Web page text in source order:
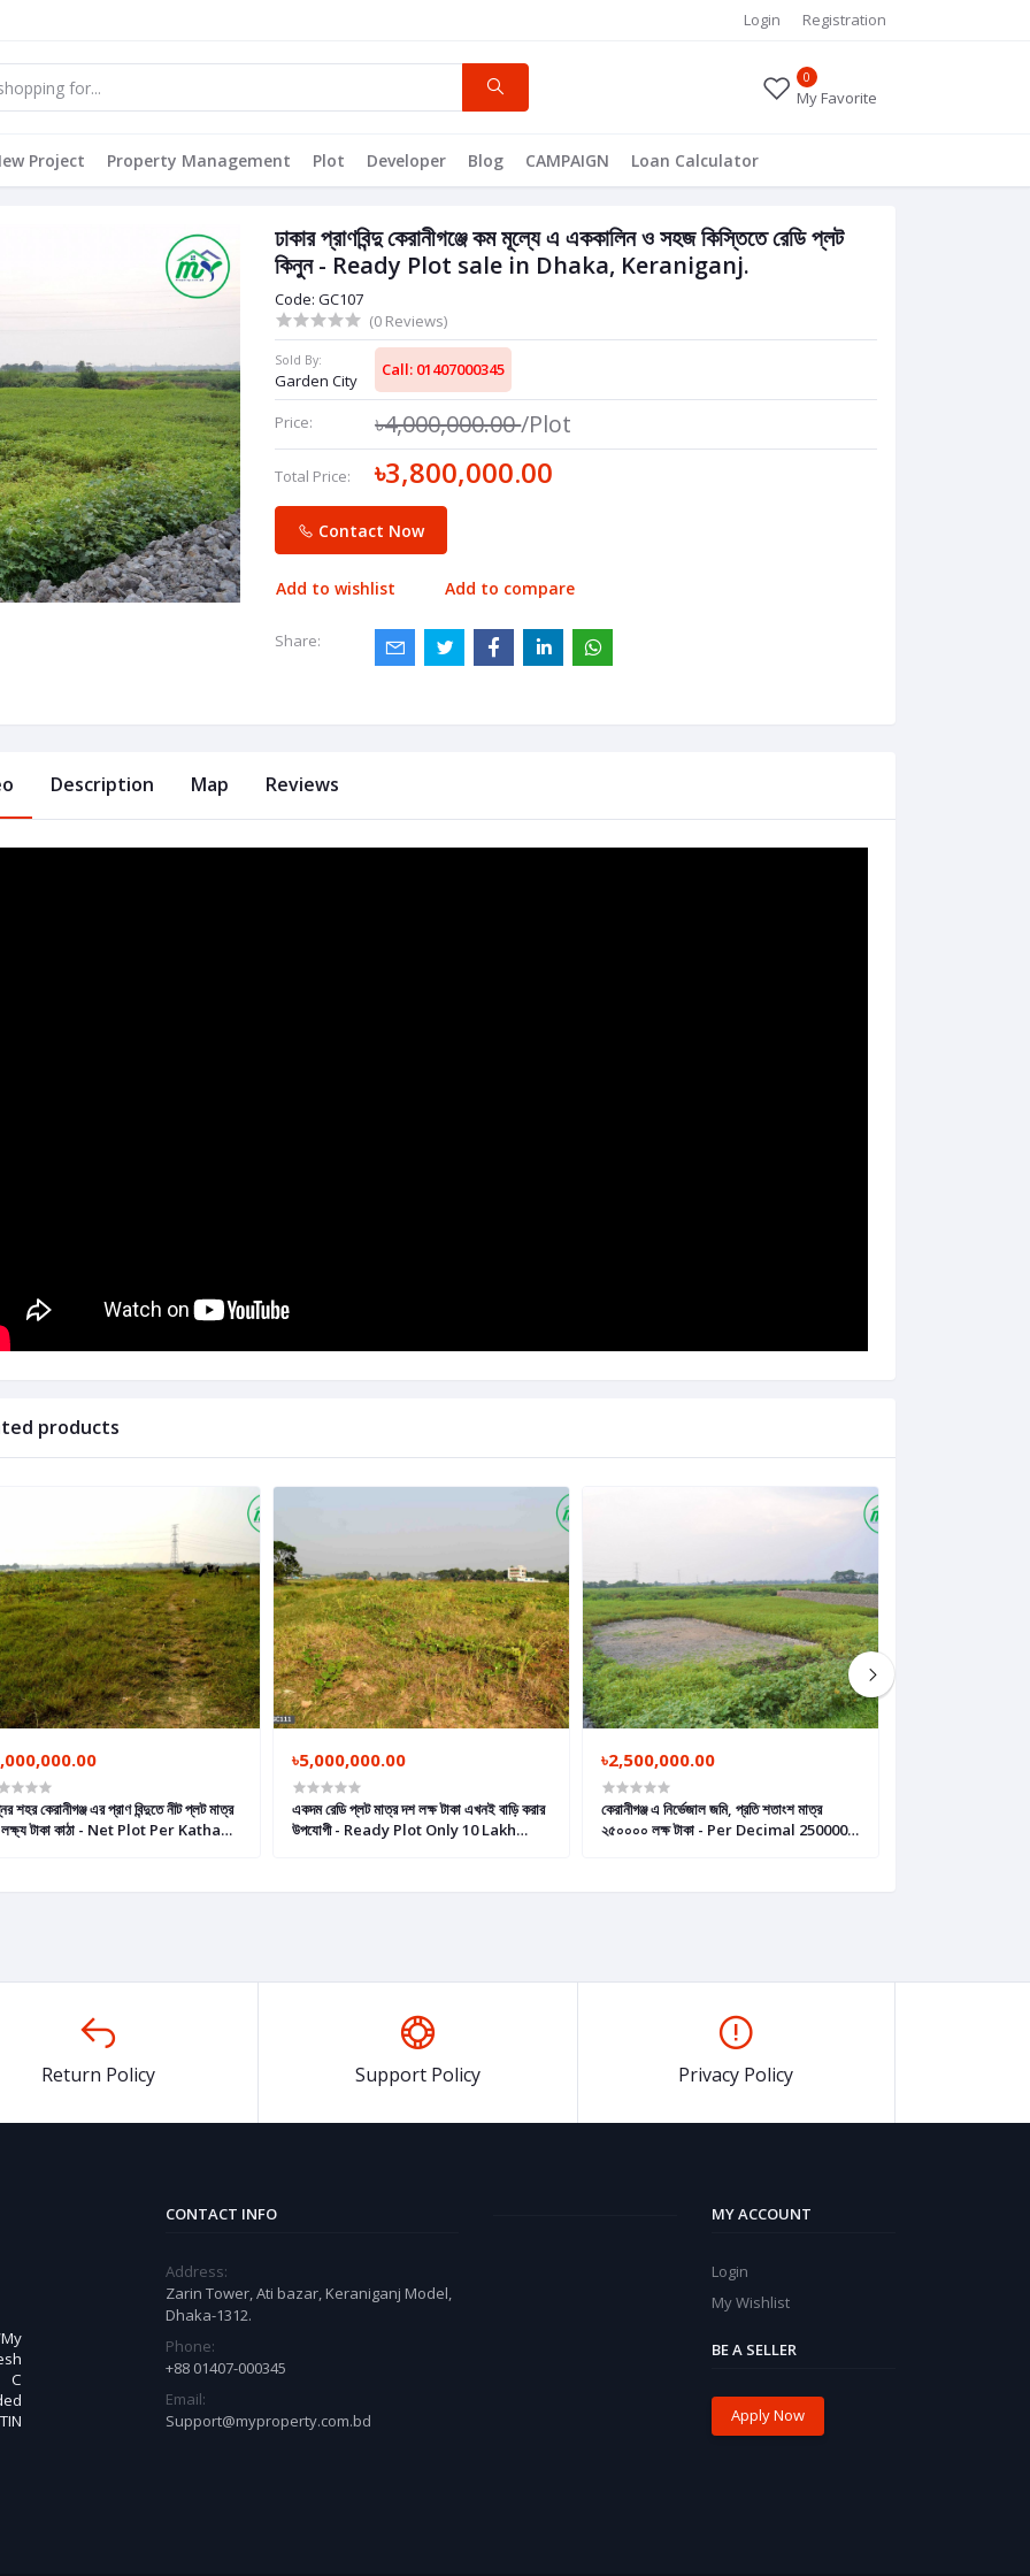
Login Registration
0
My Favorite
Project Property Management Plot Developer Blog CAMPAIGN Loan Calculator
ঢাকার প্রাণবিন্দু কেরানীগঞ্জে কম মূল্যে এ এককালিন ও সহজ কিস্তিতে রেডি প্লট
কিনুন - Ready Plot sale in Dhaka, Keraniganj.
Code: GC107
(0 Reviews)
Sold By:
Garden City
Call: 01407000345
Price: ৳4,000,000.00/Plot
Total Price: ৳3,800,000.00
Contact Now
Add to wishlist Add to compare
Share:
Description Map Reviews
products
শহর কেরানীগঞ্জ এর প্রাণ বিন্দুতে নীট প্লট মাত্র
টাকা কাঠা - Net Plot Per Katha
৳5,000,000.00
একদম রেডি প্লট মাত্র দশ লক্ষ টাকা এখনই বাড়ি করার
উপযোগী - Ready Plot Only 10 Lakh
৳2,500,000.00
কেরানীগঞ্জ এ নিৰ্ভেজাল জমি, প্রতি শতাংশ মাত্র
২৫০০০০ লক্ষ টাকা - Per Decimal 250000
Return Policy Support Policy Privacy Policy
C
CONTACT INFO
Address:
Zarin Tower, Ati bazar, Keraniganj Model,
Dhaka-1312.
Phone:
+88 01407-000345
Email:
Support@myproperty.com.bd
MY ACCOUNT
Login
My Wishlist
BE A SELLER
Apply Now